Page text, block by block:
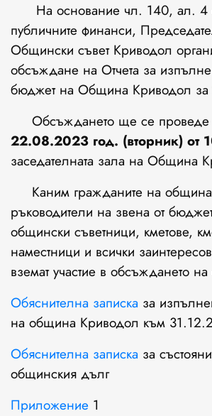
На основание чл. 140, ал. 4
публичните финанси,
Общински съвет Криводол
обсъждане на Отчета за
бюджет на Община Криводол за
Обсъждането ще се проведе
22.08.2023 год. (вторник) от
заседателната зала на Община
Каним гражданите на
ръководители на звена от
общински съветници, кметове,
наместници и всички
вземат участие в обсъждането на
Обяснителна записка за
на община Криводол към
Обяснителна записка за
общинския дълг
Приложение 1